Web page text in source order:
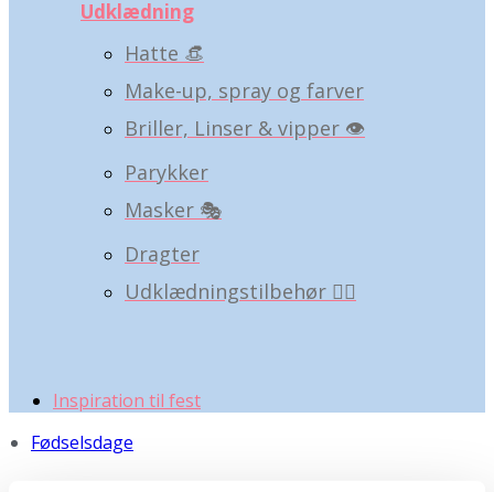
Udklædning
Hatte 👒
Make-up, spray og farver
Briller, Linser & vipper 👁️
Parykker
Masker 🎭
Dragter
Udklædningstilbehør 🧝‍♀️
Inspiration til fest
Fødselsdage